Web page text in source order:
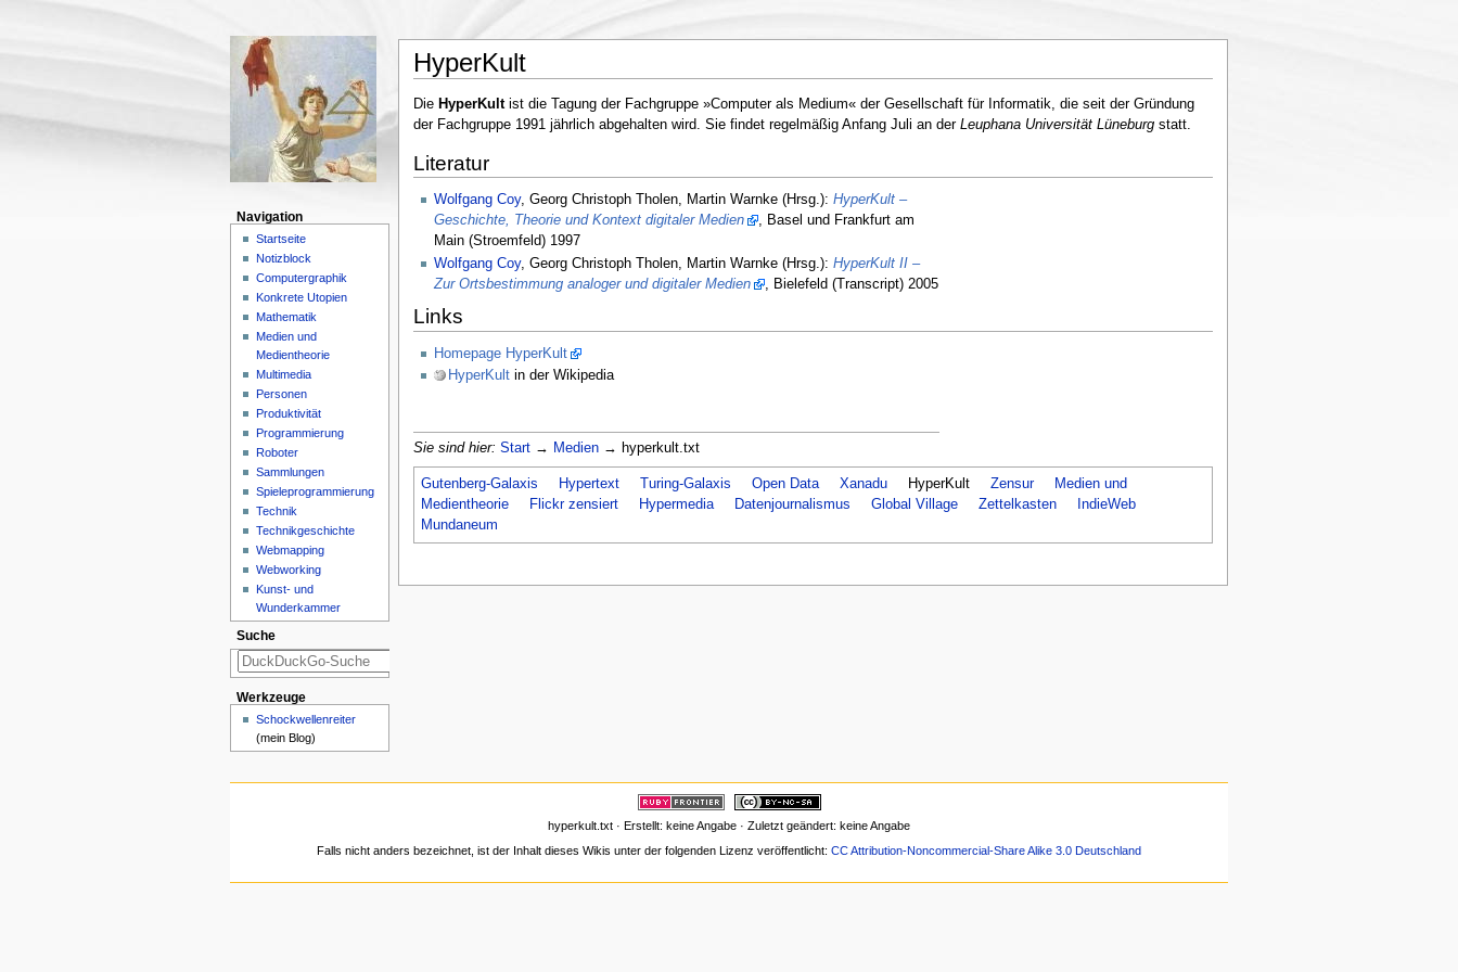
HyperKult
Die HyperKultist die Tagung der Fachgruppe »Computer als Medium« der Gesellschaft für Informatik, die seit der Gründung
der Fachgruppe 1991 jährlich abgehalten wird. Sie findet regelmäßig Anfang Juli an der Leuphana Universität Lüneburgstatt.
Literatur
Wolfgang Coy, Georg Christoph Tholen, Martin Warnke (Hrsg.): HyperKult –
Geschichte, Theorie und Kontext digitaler Medien
, Basel und Frankfurt am
Main (Stroemfeld) 1997
Wolfgang Coy, Georg Christoph Tholen, Martin Warnke (Hrsg.): HyperKult II –
Zur Ortsbestimmung analoger und digitaler Medien
, Bielefeld (Transcript) 2005
Links
Homepage HyperKult
HyperKultin der Wikipedia
Sie sind hier: Start→ Medien→ hyperkult.txt
Gutenberg-Galaxis Hypertext Turing-Galaxis Open Data Xanadu HyperKult Zensur
Medien und
Medientheorie
Flickr zensiert Hypermedia Datenjournalismus Global Village Zettelkasten
IndieWeb
Mundaneum
Navigation
Startseite
Notizblock
Computergraphik
Konkrete Utopien
Mathematik
Medien und
Medientheorie
Multimedia
Personen
Produktivität
Programmierung
Roboter
Sammlungen
Spieleprogrammierung
Technik
Technikgeschichte
Webmapping
Webworking
Kunst- und
Wunderkammer
Suche
Werkzeuge
Schockwellenreiter
(mein Blog)
hyperkult.txt · Erstellt: keine Angabe · Zuletzt geändert: keine Angabe
Falls nicht anders bezeichnet, ist der Inhalt dieses Wikis unter der folgenden Lizenz veröffentlicht: CC Attribution-Noncommercial-Share Alike 3.0 Deutschland